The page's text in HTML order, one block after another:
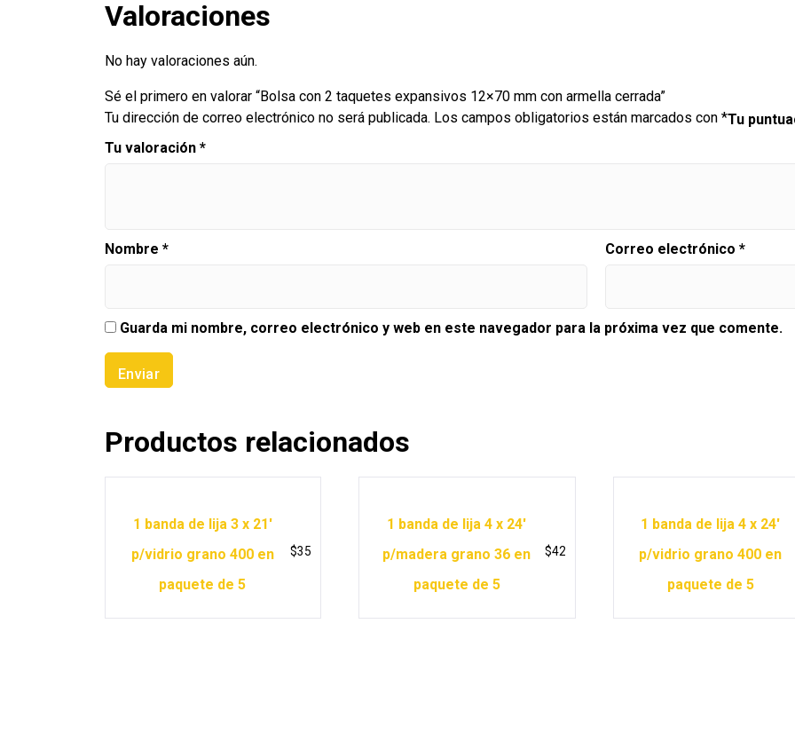
Valoraciones
No hay valoraciones aún.
Sé el primero en valorar “Bolsa con 2 taquetes expansivos 12×70 mm con armella cerrada”
Tu dirección de correo electrónico no será publicada. Los campos obligatorios están marcados con *Tu
Tu valoración *
Nombre * Correo electrónico *
Guarda mi nombre, correo electrónico y web en este navegador para la próxima vez que comente.
Productos relacionados
1 banda de lija 3 x 21′
p/vidrio grano 400 en
paquete de 5
$35
1 banda de lija 4 x 24′
p/madera grano 36 en
paquete de 5
$42
1 banda de lija 4 x 24′
p/vidrio grano 400 en
paquete de 5